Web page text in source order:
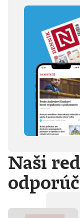
ľudia,
vedú
dialóg
stave
punk,
Sex
lásku,
class,
Naši